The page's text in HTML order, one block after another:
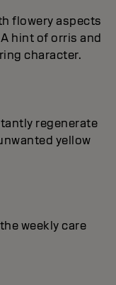
flowery aspects
hint of orris and
character.
regenerate
yellow
weekly care